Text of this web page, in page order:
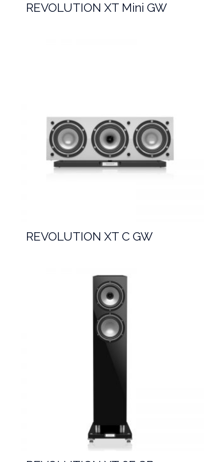
REVOLUTION XT Mini GW
REVOLUTION XT C GW